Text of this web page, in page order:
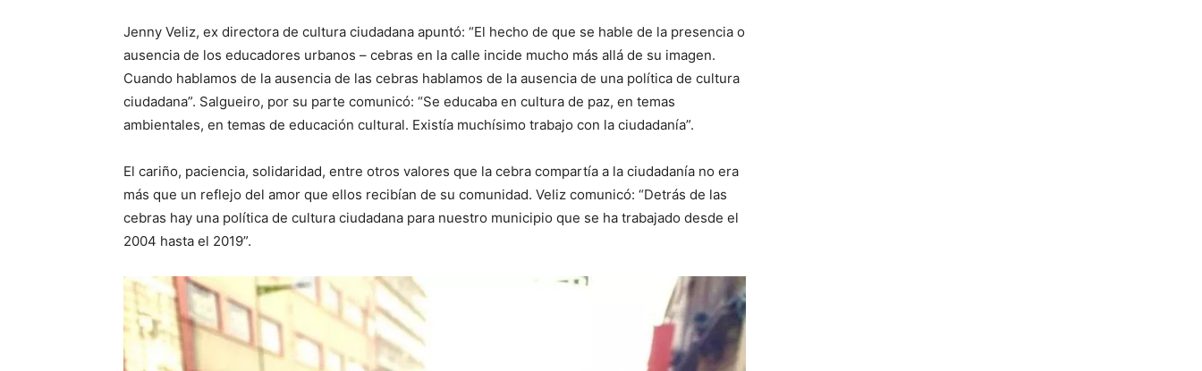
Jenny Veliz, ex directora de cultura ciudadana apuntó: “El hecho de que se hable de la presencia o
ausencia de los educadores urbanos – cebras en la calle incide mucho más allá de su imagen.
Cuando hablamos de la ausencia de las cebras hablamos de la ausencia de una política de cultura
ciudadana”. Salgueiro, por su parte comunicó: “Se educaba en cultura de paz, en temas
ambientales, en temas de educación cultural. Existía muchísimo trabajo con la ciudadanía”.
El cariño, paciencia, solidaridad, entre otros valores que la cebra compartía a la ciudadanía no era
más que un reflejo del amor que ellos recibían de su comunidad. Veliz comunicó: “Detrás de las
cebras hay una política de cultura ciudadana para nuestro municipio que se ha trabajado desde el
2004 hasta el 2019”.